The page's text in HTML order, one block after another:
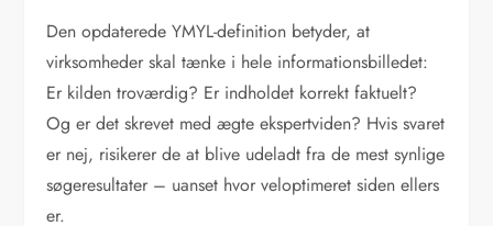
Den opdaterede YMYL-definition betyder, at
virksomheder skal tænke i hele informationsbilledet:
Er kilden troværdig? Er indholdet korrekt faktuelt?
Og er det skrevet med ægte ekspertviden? Hvis svaret
er nej, risikerer de at blive udeladt fra de mest synlige
søgeresultater – uanset hvor veloptimeret siden ellers
er.